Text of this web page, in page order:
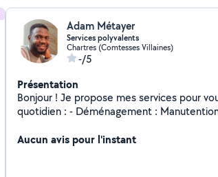
Adam Métayer
Services polyvalents
Chartres (Comtesses Villaines)
-/5
Présentation
Bonjour ! Je propose mes services pour vous aider au
quotidien : - Déménagement : Manutention,
chiens : Balades adaptées, jeux et visites à
Aucun avis pour l'instant